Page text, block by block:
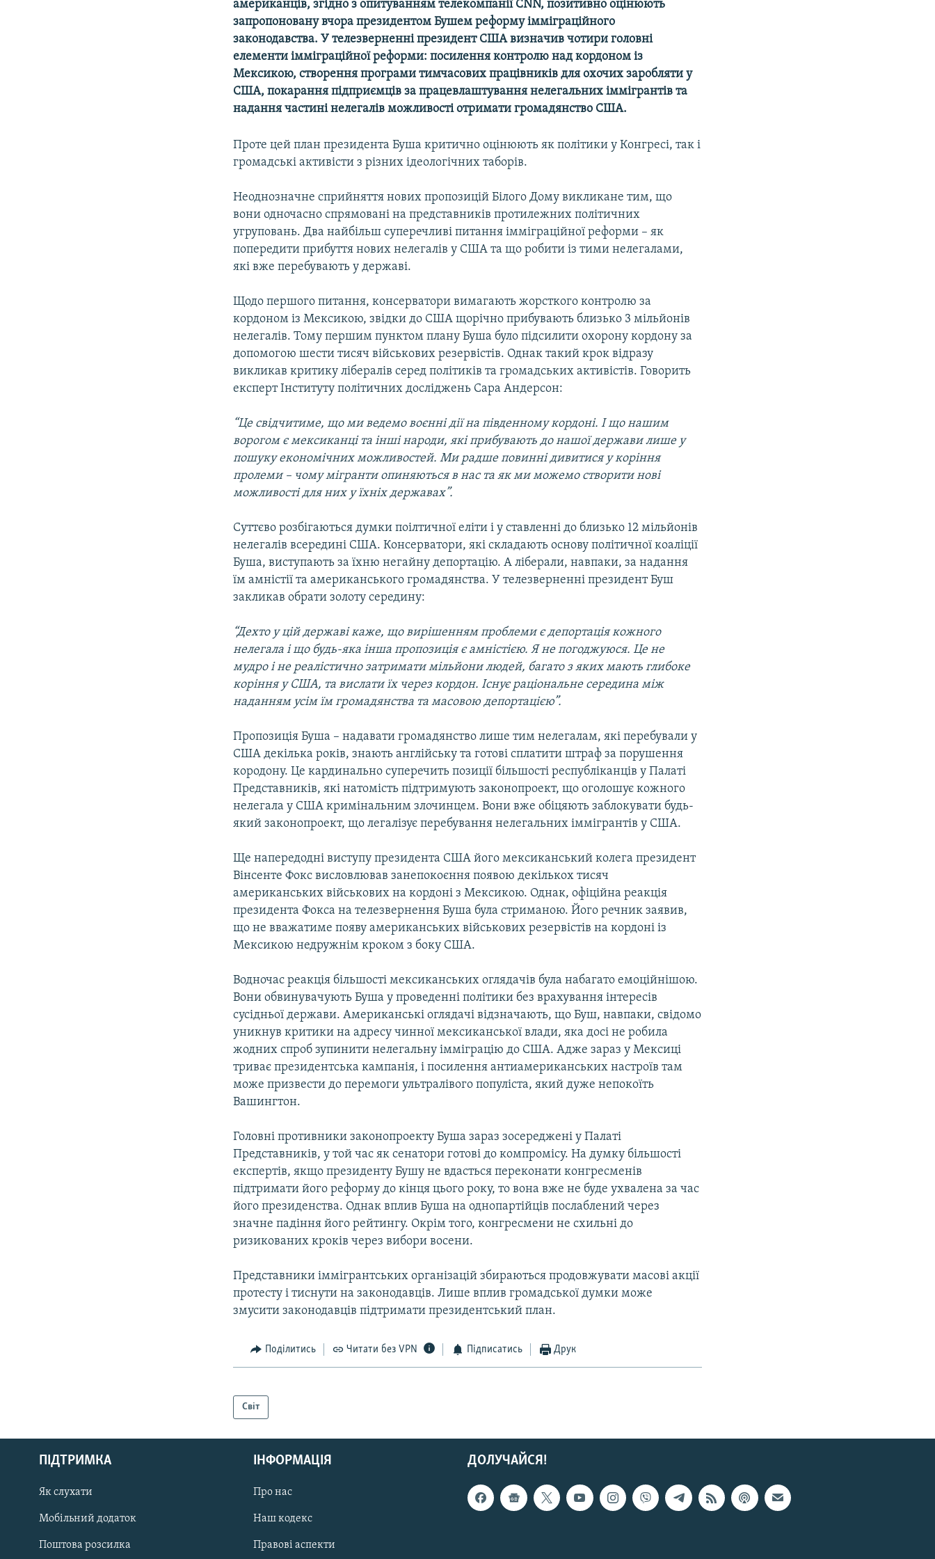
РУС
ДОЛУЧАЙСЯ!
американців, згідно з опитуванням телекомпанії CNN, позитивно оцінюють
запропоновану вчора президентом Бушем реформу імміграційного
законодавства. У телезверненні президент США визначив чотири головні
елементи імміграційної реформи: посилення контролю над кордоном із
Мексикою, створення програми тимчасових працівників для охочих заробляти у
США, покарання підприємців за працевлаштування нелегальних іммігрантів та
надання частині нелегалів можливості отримати громадянство США.
Проте цей план президента Буша критично оцінюють як політики у Конгресі, так і
громадські активісти з різних ідеологічних таборів.
Неоднозначне сприйняття нових пропозицій Білого Дому викликане тим, що
вони одночасно спрямовані на представників протилежних політичних
угруповань. Два найбільш суперечливі питання імміграційної реформи – як
попередити прибуття нових нелегалів у США та що робити із тими нелегалами,
які вже перебувають у державі.
Щодо першого питання, консерватори вимагають жорсткого контролю за
кордоном із Мексикою, звідки до США щорічно прибувають близько 3 мільйонів
нелегалів. Тому першим пунктом плану Буша було підсилити охорону кордону за
допомогою шести тисяч військових резервістів. Однак такий крок відразу
викликав критику лібералів серед політиків та громадських активістів. Говорить
експерт Інституту політичних досліджень Сара Андерсон:
“Це свідчитиме, що ми ведемо воєнні дії на південному кордоні. І що нашим
ворогом є мексиканці та інші народи, які прибувають до нашої держави лише у
пошуку економічних можливостей. Ми радше повинні дивитися у коріння
пролеми – чому мігранти опиняються в нас та як ми можемо створити нові
можливості для них у їхніх державах”.
Суттєво розбігаються думки поілтичної еліти і у ставленні до близько 12 мільйонів
нелегалів всередині США. Консерватори, які складають основу політичної коаліції
Буша, виступають за їхню негайну депортацію. А ліберали, навпаки, за надання
їм амністії та американського громадянства. У телезверненні президент Буш
закликав обрати золоту середину:
“Дехто у цій державі каже, що вирішенням проблеми є депортація кожного
нелегала і що будь-яка інша пропозиція є амністією. Я не погоджуюся. Це не
мудро і не реалістично затримати мільйони людей, багато з яких мають глибоке
коріння у США, та вислати їх через кордон. Існує раціональне середина між
наданням усім їм громадянства та масовою депортацією”.
Пропозиція Буша – надавати громадянство лише тим нелегалам, які перебували у
США декілька років, знають англійську та готові сплатити штраф за порушення
кородону. Це кардинально суперечить позиції більшості республіканців у Палаті
Представників, які натомість підтримують законопроект, що оголошує кожного
нелегала у США кримінальним злочинцем. Вони вже обіцяють заблокувати будь-
який законопроект, що легалізує перебування нелегальних іммігрантів у США.
Ще напередодні виступу президента США його мексиканський колега президент
Вінсенте Фокс висловлював занепокоєння появою декількох тисяч
американських військових на кордоні з Мексикою. Однак, офіційна реакція
президента Фокса на телезвернення Буша була стриманою. Його речник заявив,
що не вважатиме появу американських військових резервістів на кордоні із
Мексикою недружнім кроком з боку США.
Водночас реакція більшості мексиканських оглядачів була набагато емоційнішою.
Вони обвинувачують Буша у проведенні політики без врахування інтересів
сусідньої держави. Американські оглядачі відзначають, що Буш, навпаки, свідомо
уникнув критики на адресу чинної мексиканської влади, яка досі не робила
жодних спроб зупинити нелегальну імміграцію до США. Адже зараз у Мексиці
триває президентська кампанія, і посилення антиамериканських настроїв там
може призвести до перемоги ультралівого популіста, який дуже непокоїть
Вашингтон.
Головні противники законопроекту Буша зараз зосереджені у Палаті
Представників, у той час як сенатори готові до компромісу. На думку більшості
експертів, якщо президенту Бушу не вдасться переконати конгресменів
підтримати його реформу до кінця цього року, то вона вже не буде ухвалена за час
його президенства. Однак вплив Буша на однопартійців послаблений через
значне падіння його рейтингу. Окрім того, конгресмени не схильні до
ризикованих кроків через вибори восени.
Представники іммігрантських організацій збираються продовжувати масові акції
протесту і тиснути на законодавців. Лише вплив громадської думки може
змусити законодавців підтримати президентський план.
Поділитись Читати без VPN Підписатись Друк
Світ
ДОЛУЧАЙСЯ!
ПІДТРИМКА
Як слухати
Мобільний додаток
Поштова розсилка
ІНФОРМАЦІЯ
Про нас
Наш кодекс
Правові аспекти